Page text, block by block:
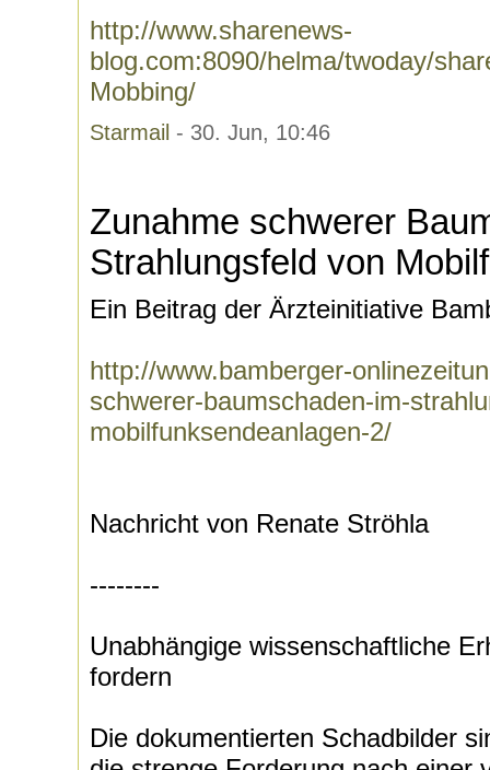
http://www.sharenews-
blog.com:8090/helma/twoday/
Mobbing/
Starmail - 30. Jun, 10:46
Zunahme schwerer
Strahlungsfeld von
Ein Beitrag der Ärzteinitiative
http://www.bamberger-
schwerer-baumschaden-im-
mobilfunksendeanlagen-2/
Nachricht von Renate Ströhla
--------
Unabhängige wissenschaftliche
fordern
Die dokumentierten Schadbilder